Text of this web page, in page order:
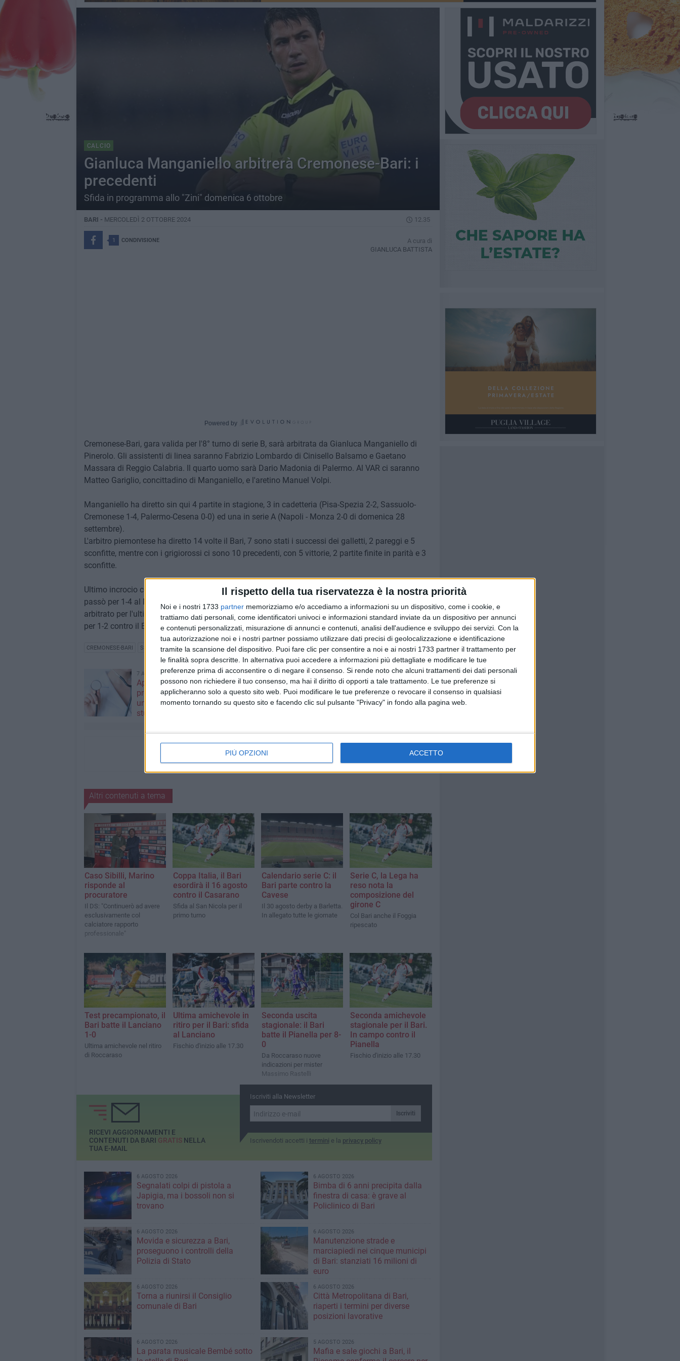
Il rispetto della tua riservatezza è la nostra priorità
Noi e i nostri 1733 partner memorizziamo e/o accediamo a informazioni su un dispositivo, come i cookie, e
trattiamo dati personali, come identificatori univoci e informazioni standard inviate da un dispositivo per annunci
e contenuti personalizzati, misurazione di annunci e contenuti, analisi dell'audience e sviluppo dei servizi. Con la
tua autorizzazione noi e i nostri partner possiamo utilizzare dati precisi di geolocalizzazione e identificazione
tramite la scansione del dispositivo. Puoi fare clic per consentire a noi e ai nostri 1733 partner il trattamento per
le finalità sopra descritte. In alternativa puoi accedere a informazioni più dettagliate e modificare le tue
preferenze prima di acconsentire o di negare il consenso. Si rende noto che alcuni trattamenti dei dati personali
possono non richiedere il tuo consenso, ma hai il diritto di opporti a tale trattamento. Le tue preferenze si
applicheranno solo a questo sito web. Puoi modificare le tue preferenze o revocare il consenso in qualsiasi
momento tornando su questo sito e facendo clic sul pulsante "Privacy" in fondo alla pagina web.
PIÙ OPZIONI ACCETTO
CALCIO
Gianluca Manganiello arbitrerà Cremonese-Bari: i
precedenti
Sfida in programma allo "Zini" domenica 6 ottobre
BARI - MERCOLEDÌ 2 OTTOBRE 2024 12.35
1 CONDIVISIONE
A cura di
GIANLUCA BATTISTA
Powered by
Cremonese-Bari, gara valida per l'8° turno di serie B, sarà arbitrata da Gianluca Manganiello di
Pinerolo. Gli assistenti di linea saranno Fabrizio Lombardo di Cinisello Balsamo e Gaetano
Massara di Reggio Calabria. Il quarto uomo sarà Dario Madonia di Palermo. Al VAR ci saranno
Matteo Gariglio, concittadino di Manganiello, e l'aretino Manuel Volpi.
Manganiello ha diretto sin qui 4 partite in stagione, 3 in cadetteria (Pisa-Spezia 2-2, Sassuolo-
Cremonese 1-4, Palermo-Cesena 0-0) ed una in serie A (Napoli - Monza 2-0 di domenica 28
settembre).
L'arbitro piemontese ha diretto 14 volte il Bari, 7 sono stati i successi dei galletti, 2 pareggi e 5
sconfitte, mentre con i grigiorossi ci sono 10 precedenti, con 5 vittorie, 2 partite finite in parità e 3
sconfitte.
Ultimo incrocio con i padroni di casa proprio in questa stagione: era il 31 agosto e la Cremonese
passò per 1-4 al Mapei Stadium di Reggio Emilia contro il Sassuolo. Manganiello ha invece
arbitrato per l'ultima volta il Bari il 23 dicembre 2015, quando i biancorossi persero al San Nicola
per 1-2 contro il Brescia.
CREMONESE-BARI SSC BARI GIANLUCA MANGANIELLO
7 AGOSTO 2026
Appello alla Regione Puglia: le
professioni sanitarie chiedono
un confronto sul futuro degli
studi professionali
6 AGOSTO 2026
Utilizzo stadio San Nicola:
accordo tra SSC Bari e Comune
per tre mesi
Altri contenuti a tema
Caso Sibilli, Marino
risponde al
procuratore
Il DS: "Continuerò ad avere
esclusivamente col
calciatore rapporto
professionale"
Coppa Italia, il Bari
esordirà il 16 agosto
contro il Casarano
Sfida al San Nicola per il
primo turno
Calendario serie C: il
Bari parte contro la
Cavese
Il 30 agosto derby a Barletta.
In allegato tutte le giornate
Serie C, la Lega ha
reso nota la
composizione del
girone C
Col Bari anche il Foggia
ripescato
Test precampionato, il
Bari batte il Lanciano
1-0
Ultima amichevole nel ritiro
di Roccaraso
Ultima amichevole in
ritiro per il Bari: sfida
al Lanciano
Fischio d'inizio alle 17.30
Seconda uscita
stagionale: il Bari
batte il Pianella per 8-
0
Da Roccaraso nuove
indicazioni per mister
Massimo Rastelli
Seconda amichevole
stagionale per il Bari.
In campo contro il
Pianella
Fischio d'inizio alle 17.30
Iscriviti alla Newsletter
Iscriviti
Iscrivendoti accetti i termini e la privacy policy
RICEVI AGGIORNAMENTI E
CONTENUTI DA BARI GRATISNELLA
TUA E-MAIL
6 AGOSTO 2026
Segnalati colpi di pistola a
Japigia, ma i bossoli non si
trovano
6 AGOSTO 2026
Bimba di 6 anni precipita dalla
finestra di casa: è grave al
Policlinico di Bari
6 AGOSTO 2026
Movida e sicurezza a Bari,
proseguono i controlli della
Polizia di Stato
6 AGOSTO 2026
Manutenzione strade e
marciapiedi nei cinque municipi
di Bari: stanziati 16 milioni di
euro
6 AGOSTO 2026
Torna a riunirsi il Consiglio
comunale di Bari
6 AGOSTO 2026
Città Metropolitana di Bari,
riaperti i termini per diverse
posizioni lavorative
6 AGOSTO 2026
La parata musicale Bembé sotto
5 AGOSTO 2026
Mafia e sale giochi a Bari, il